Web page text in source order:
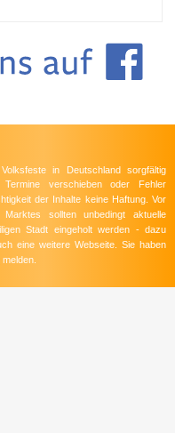
in Deutschland sorgfältig
verschieben oder Fehler
der Inhalte keine Haftung. Vor
sollten unbedingt aktuelle
Stadt eingeholt werden - dazu
eine weitere Webseite. Sie haben
melden.